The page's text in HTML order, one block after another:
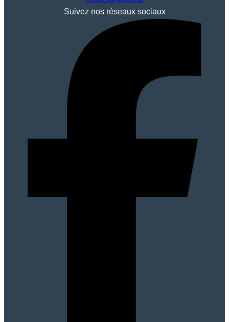
Suivez nos réseaux sociaux